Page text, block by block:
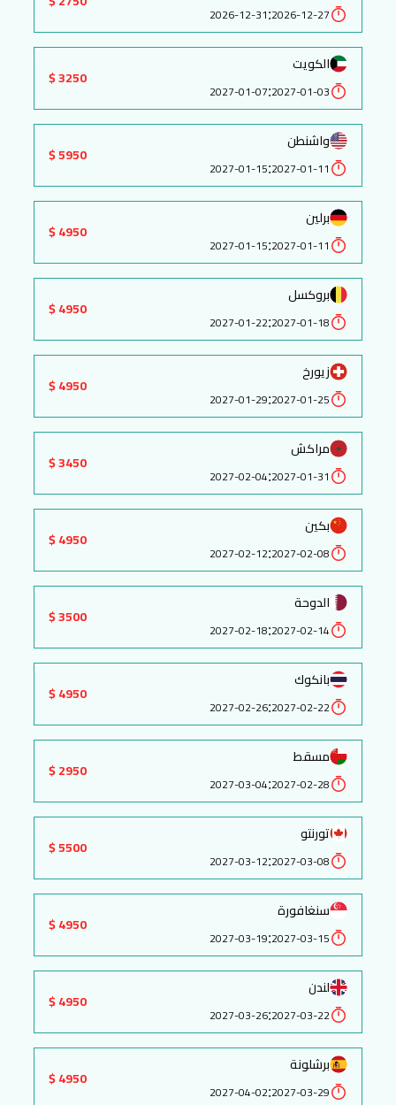
2026-12-27
:
2026-12-31
الكويت
2027-01-03
:
2027-01-07
3250 $
واشنطن
2027-01-11
:
2027-01-15
5950 $
برلين
2027-01-11
:
2027-01-15
4950 $
بروكسل
2027-01-18
:
2027-01-22
4950 $
زيورخ
2027-01-25
:
2027-01-29
4950 $
مراكش
2027-01-31
:
2027-02-04
3450 $
بكين
2027-02-08
:
2027-02-12
4950 $
الدوحة
2027-02-14
:
2027-02-18
3500 $
بانكوك
2027-02-22
:
2027-02-26
4950 $
مسقط
2027-02-28
:
2027-03-04
2950 $
تورنتو
2027-03-08
:
2027-03-12
5500 $
سنغافورة
2027-03-15
:
2027-03-19
4950 $
لندن
2027-03-22
:
2027-03-26
4950 $
برشلونة
2027-03-29
:
2027-04-02
4950 $